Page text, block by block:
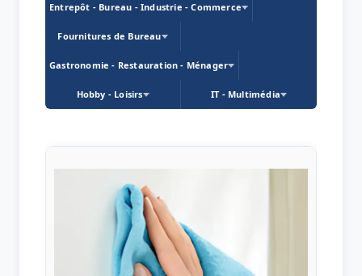
Entrepôt - Bureau - Industrie - Commerce
Fournitures de Bureau
Gastronomie - Restauration - Ménager
Hobby - Loisirs IT - Multimédia